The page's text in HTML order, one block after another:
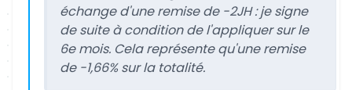
échange d'une remise de -2JH : je signe
de suite à condition de l'appliquer sur le
6e mois. Cela représente qu'une remise
de -1,66% sur la totalité.